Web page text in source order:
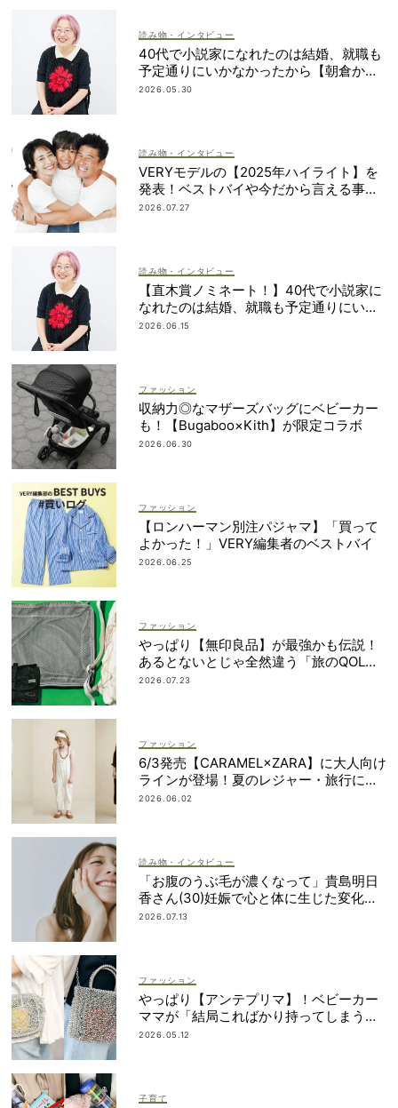
読み物・インタビュー
40代で小説家になれたのは結婚、就職も
予定通りにいかなかったから【朝倉かす
みさん】
2026.05.30
読み物・インタビュー
VERYモデルの【2025年ハイライト】を
発表！ベストバイや今だから言える事件
簿も大公開
2026.07.27
読み物・インタビュー
【直木賞ノミネート！】40代で小説家に
なれたのは結婚、就職も予定通りにいか
なかったから｜朝倉かすみさん
2026.06.15
ファッション
収納力◎なマザーズバッグにベビーカー
も！【Bugaboo×Kith】が限定コラボ
2026.06.30
ファッション
【ロンハーマン別注パジャマ】「買って
よかった！」VERY編集者のベストバイ
2026.06.25
ファッション
やっぱり【無印良品】が最強かも伝説！
あるとないとじゃ全然違う「旅のQOL爆
上げアイテム」
2026.07.23
ファッション
6/3発売【CARAMEL×ZARA】に大人向け
ラインが登場！夏のレジャー・旅行にも
おすすめ
2026.06.02
読み物・インタビュー
「お腹のうぶ毛が濃くなって」貴島明日
香さん(30)妊娠で心と体に生じた変化も
「愛しいです」
2026.07.13
ファッション
やっぱり【アンテプリマ】！ベビーカー
ママが「結局こればかり持ってしまう」
納得の理由
2026.05.12
子育て